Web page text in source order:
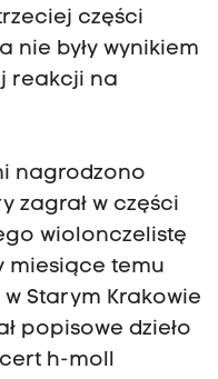
części
nie były wynikiem
reakcji na
nagrodzono
zagrał w części
wiolonczelistę
miesiące temu
Starym Krakowie
popisowe dzieło
h-moll